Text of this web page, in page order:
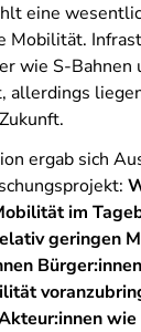
eine
Mobilität.
wie S-Bahnen
allerdings
ergab sich
im
geringen
wie